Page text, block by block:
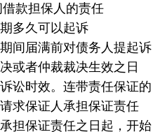
多久可以起诉
间届满前对债务人提起诉
或者仲裁裁决生效之日
讼时效。连带责任保证的
求保证人承担保证责任
担保证责任之日起，开始